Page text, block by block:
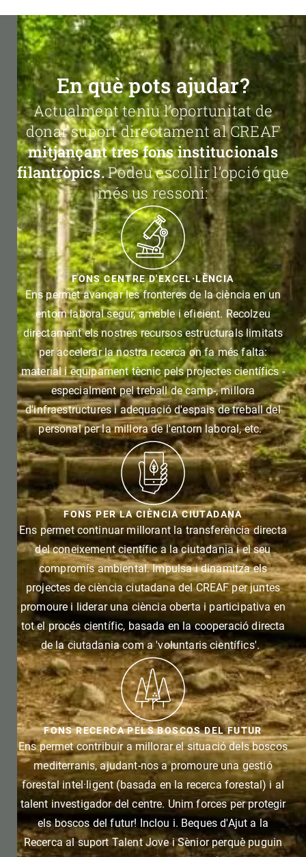
En què pots ajudar?
Actualment teniu l’oportunitat de
donar suport directament al CREAF
mitjançant tres fons institucionals
filantròpics.Podeu escollir l’opció que
més us ressoni:
FONS CENTRE D'EXCEL·LÈNCIA
Ens permet avançar les fronteres de la ciència en un
entorn laboral segur, amable i eficient. Recolzeu
directament els nostres recursos estructurals limitats
per accelerar la nostra recerca on fa més falta:
material i equipament tècnic pels projectes científics -
especialment pel treball de camp-, millora
d'infraestructures i adequació d'espais de treball del
personal per la millora de l'entorn laboral, etc.
FONS PER LA CIÈNCIA CIUTADANA
Ens permet continuar millorant la transferència directa
del coneixement científic a la ciutadania i el seu
compromís ambiental. Impulsa i dinamitza els
projectes de ciència ciutadana del CREAF per juntes
promoure i liderar una ciència oberta i participativa en
tot el procés científic, basada en la cooperació directa
de la ciutadania com a 'voluntaris científics'.
FONS RECERCA PELS BOSCOS DEL FUTUR
Ens permet contribuir a millorar el situació dels boscos
mediterranis, ajudant-nos a promoure una gestió
forestal intel·ligent (basada en la recerca forestal) i al
talent investigador del centre. Unim forces per protegir
els boscos del futur! Inclou i. Beques d'Ajut a la
Recerca al suport Talent Jove i Sènior perquè puguin